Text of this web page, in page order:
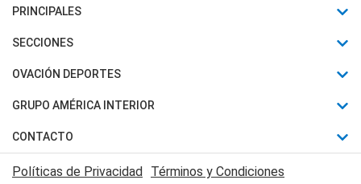
PRINCIPALES
Últimas Noticias
Política
Judiciales
Economia
SECCIONES
Horóscopo
Motores
Trucos caseros
Series y Películas
OVACIÓN DEPORTES
Fútbol
Mundial
Automovilismo
GRUPO AMÉRICA INTERIOR
Canal 7 en Vivo
CONTACTO
Acerca de Nosotros
Políticas de Privacidad Términos y Condiciones